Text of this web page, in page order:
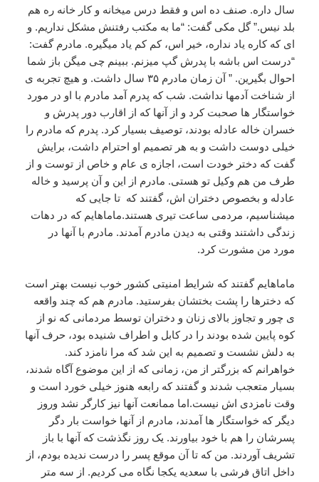
سال داره. صنف ده اس و فقط درس میخانه و کار خانه ره هم
بلد نیس.” گل مکی گفت: “ما به مکتب رفتنش مشکل نداریم. و
ای که کاره یاد نداره، خیر اس، کم کم یاد میگیره. مادرم گفت:
“درست اس باشه با پدرش گپ میزنم. ببینم چی میگن باز شما
احوال بگیرین. ” آن زمان مادرم ۳۵ سال داشت. و هیچ تجربه ی
از شناخت آدمها نداشت. شب که پدرم آمد مادرم با او در مورد
خواستگار ها صحبت کرد و از آنها که از اقارب دور پدرش و
خسران خاله عادله بودند، توصیف بسیار کرد. پدرم که مادرم را
خیلی دوست داشت و به هر تصمیم او احترام داشت، برایش
گفت که دختر خودت است، اجازه ی عام و خاص از توست و از
طرف من هم وکیل تو هستی. مادرم از این و آن پرسید و خاله
عادله و بخصوص دختران اش، گفتند که تا جایی که
میشناسیم، مردمی ساعت تیری هستند.ماماهایم که در دهات
زندگی داشتند وقتی به دیدن مادرم آمدند. مادرم با آنها در
مورد من مشورت کرد.
ماماهایم گفتند که شرایط امنیتی کشور خوب نیست بهتر است
که دخترها را پشت بختشان بفرستید. مادرم هم که چند واقعه
ی چور و تجاوز بالای زنان و دختران توسط مردمانی که نو از
کوه پایین شده بودند را در کابل و اطراف شنیده بود، حرف آنها
به دلش نشست و تصمیم به این شد که مرا نامزد کند.
خواهرانم که بزرگتر از من، زمانی که از این موضوع آگاه شدند،
بسیار متعجب شدند و گفتند که رابعه هنوز خیلی خورد است و
وقت نامزدی اش نیست.اما ممانعت آنها نیز کارگر نشد وروز
دیگر که خواستگار ها آمدند، مادرم از آنها خواست بار دگر
پسرشان را هم با خود بیاورند. یک روز نگذشت که آنها با باز
تشریف آوردند. من که تا آن موقع پسر را درست ندیده بودم، از
داخل اتاق فرشی با سعدیه یکجا نگاه می کردیم. از سه متر